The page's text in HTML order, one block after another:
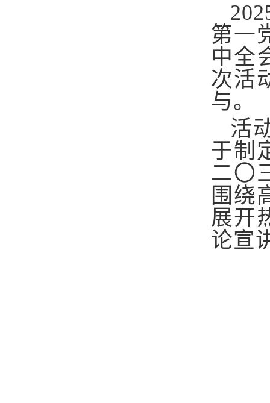
第一
中全
次活
与。
活
于制
二〇
围绕
展开
论宣